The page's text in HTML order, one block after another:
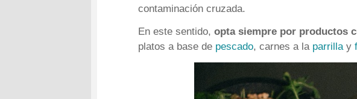
contaminación cruzada.
En este sentido,opta siempre por productos
platos a base de pescado, carnes a la parrillay